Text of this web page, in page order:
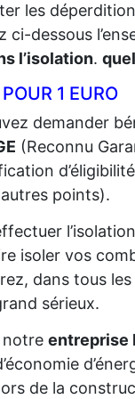
les
dessous
l’isolation.
1 EURO
demander
(Reconnu
points).
isoler vos
dans tous
sérieux.
notre entreprise
de la